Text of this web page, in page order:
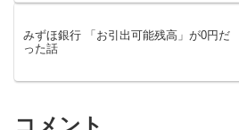
みずほ銀行 「お引出可能残高」が0円だ
った話